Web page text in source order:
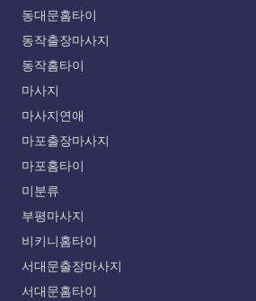
동대문홈타이
동작출장마사지
동작홈타이
마사지
마사지연애
마포출장마사지
마포홈타이
미분류
부평마사지
비키니홈타이
서대문출장마사지
서대문홈타이